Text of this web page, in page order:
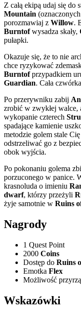
Z całą ekipą udaj się do
Mountain
porozmawiaj z Willow.
Burntofwysadza skały,
pułapki.
Okazuje się, że to nie
chce ryzykować
Burntofprzypadkiem
Guardian. Cała
Po przerywniku zabij
zrobić w zwykłej walce,
wykopanie czterech
spadające kamienie
metodzie golem stale
odstrzeliwać go z
obok wyjścia.
Po pokonaniu golema
porzuconego w panice.
krasnoluda o imieniu
dwarf, którzy przeżyli
żyje samotnie w Ruins
Nagrody
1 Quest Point
2000 Coins
Dostęp do Ruins
Emotka Flex
Możliwość
Wskazówki